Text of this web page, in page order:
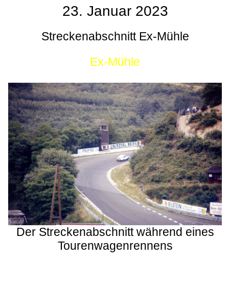
23. Januar 2023
Streckenabschnitt Ex-Mühle
Ex-Mühle
Der Streckenabschnitt während eines
Tourenwagenrennens